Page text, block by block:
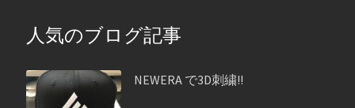
人気のブログ記事
NEWERA で3D刺繍!!